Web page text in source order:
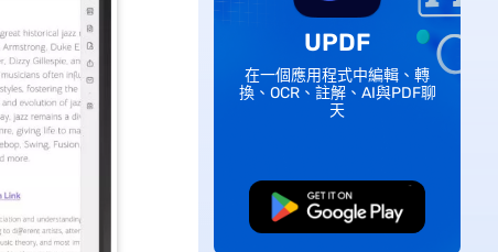
UPDF
在一個應用程式中編輯、轉
換、OCR、註解、AI與PDF聊
天
免費下載